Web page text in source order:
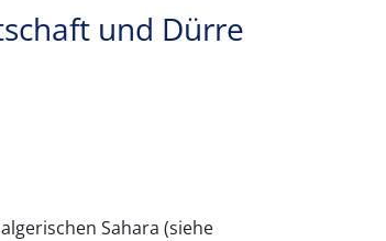
und Dürre
Sahara (siehe